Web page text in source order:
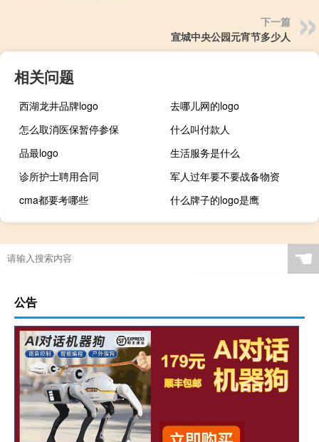
下一篇
宣城中央公园元宵节多少人
相关问题
西湖龙井品牌logo
去哪儿网的logo
怎么取消医保暂停参保
什么叫付款人
品最logo
生活服务是什么
诊所护士聘用合同
军人过年要不要战备物资
cma都要考哪些
什么牌子的logo是鹰
☚
公告